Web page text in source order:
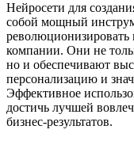
Нейросети для
собой мощный
компании. Они не
но и обеспечивают
персонализацию и
Эффективное
достичь лучшей
бизнес-результатов.